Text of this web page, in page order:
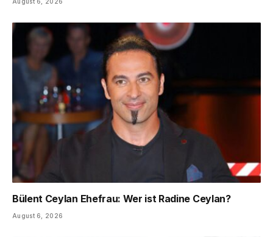
Bülent Ceylan Ehefrau: Wer ist Radine Ceylan?
August 6, 2026